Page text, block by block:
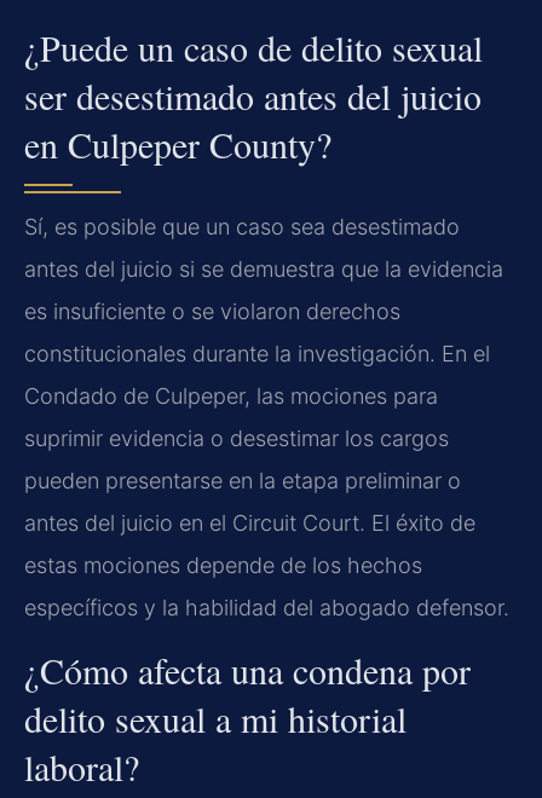
¿Puede un caso de delito sexual
ser desestimado antes del juicio
en Culpeper County?
Sí, es posible que un caso sea desestimado
antes del juicio si se demuestra que la evidencia
es insuficiente o se violaron derechos
constitucionales durante la investigación. En el
Condado de Culpeper, las mociones para
suprimir evidencia o desestimar los cargos
pueden presentarse en la etapa preliminar o
antes del juicio en el Circuit Court. El éxito de
estas mociones depende de los hechos
específicos y la habilidad del abogado defensor.
¿Cómo afecta una condena por
delito sexual a mi historial
laboral?